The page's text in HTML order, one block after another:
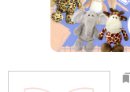
bookmarks